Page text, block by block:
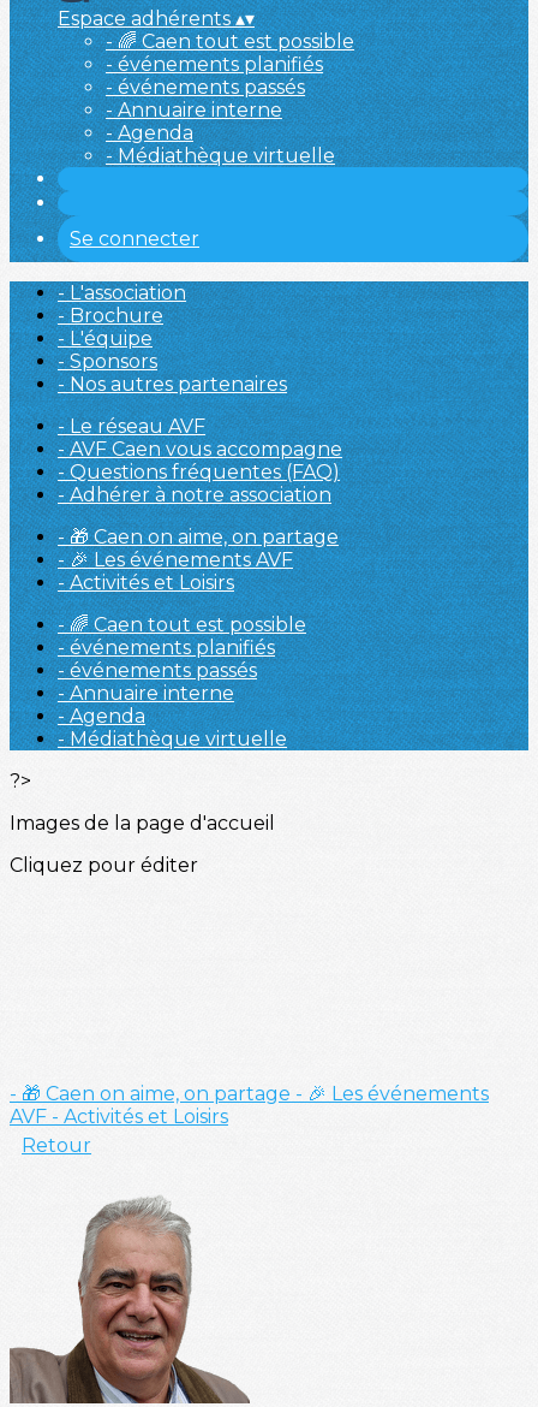
Espace adhérents▴▾
- 🌈 Caen tout est possible
- événements planifiés
- événements passés
- Annuaire interne
- Agenda
- Médiathèque virtuelle
Se connecter
- L'association
- Brochure
- L'équipe
- Sponsors
- Nos autres partenaires
- Le réseau AVF
- AVF Caen vous accompagne
- Questions fréquentes (FAQ)
- Adhérer à notre association
- 🎁 Caen on aime, on partage
- 🎉 Les événements AVF
- Activités et Loisirs
- 🌈 Caen tout est possible
- événements planifiés
- événements passés
- Annuaire interne
- Agenda
- Médiathèque virtuelle
?>
Images de la page d'accueil
Cliquez pour éditer
- 🎁 Caen on aime, on partage - 🎉 Les événements
AVF - Activités et Loisirs
Retour